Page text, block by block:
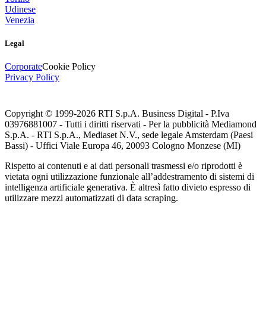
Udinese
Venezia
Legal
CorporateCookie Policy
Privacy Policy
Copyright © 1999-2026 RTI S.p.A. Business Digital - P.Iva
03976881007 - Tutti i diritti riservati - Per la pubblicità Mediamond
S.p.A. - RTI S.p.A., Mediaset N.V., sede legale Amsterdam (Paesi
Bassi) - Uffici Viale Europa 46, 20093 Cologno Monzese (MI)
Rispetto ai contenuti e ai dati personali trasmessi e/o riprodotti è
vietata ogni utilizzazione funzionale all’addestramento di sistemi di
intelligenza artificiale generativa. È altresì fatto divieto espresso di
utilizzare mezzi automatizzati di data scraping.